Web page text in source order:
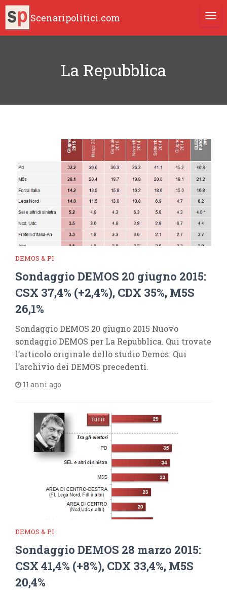
Scenaripolitici.com
La Repubblica
DEMOS & PI
Sondaggio DEMOS 20 giugno 2015:
CSX 37,4% (+2,4%), CDX 35%, M5S
26,1%
Sondaggio DEMOS 20 giugno 2015 Nuovo
sondaggio DEMOS per La Repubblica. Qui trovate
l’articolo originale dello studio Demos. Qui
l’archivio dei DEMOS precedenti.
11 anni ago
DEMOS & PI
Sondaggio DEMOS 28 marzo 2015:
CSX 41,4% (+8%), CDX 33,4%, M5S
20,4%